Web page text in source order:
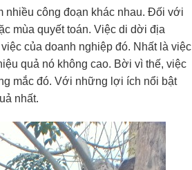
nhiều công đoạn khác nhau. Đối với
mùa quyết toán. Việc di dời địa
của doanh nghiệp đó. Nhất là việc
quả nó không cao. Bời vì thế, việc
mắc đó. Với những lợi ích nổi bật
nhất.